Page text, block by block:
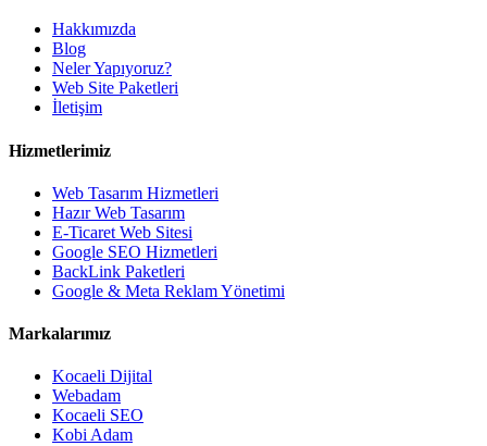
Hakkımızda
Blog
Neler Yapıyoruz?
Web Site Paketleri
İletişim
Hizmetlerimiz
Web Tasarım Hizmetleri
Hazır Web Tasarım
E-Ticaret Web Sitesi
Google SEO Hizmetleri
BackLink Paketleri
Google & Meta Reklam Yönetimi
Markalarımız
Kocaeli Dijital
Webadam
Kocaeli SEO
Kobi Adam